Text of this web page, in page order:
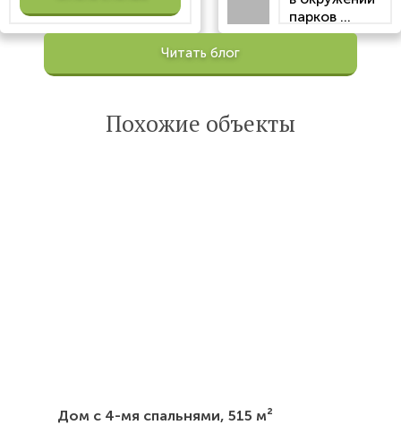
парков ...
Просмотров:
Опубликована:
Читать блог
Похожие объекты
Дом с 4-мя спальнями, 515 м²